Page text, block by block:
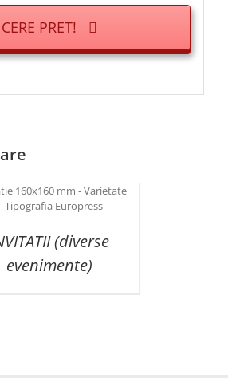
CERE PRET!
(diverse
evenimente)